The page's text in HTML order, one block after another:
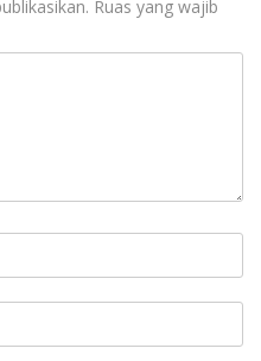
Ruas yang wajib